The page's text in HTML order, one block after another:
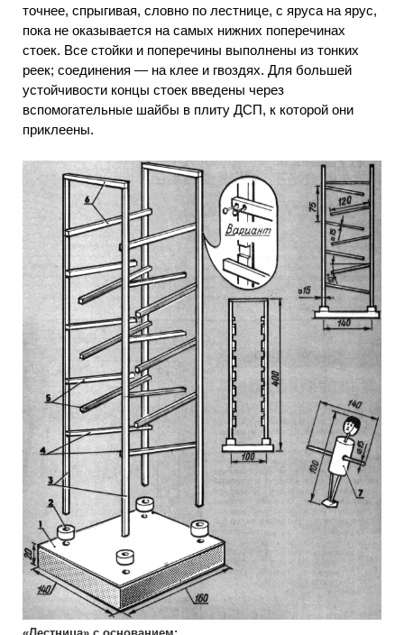
точнее, спрыгивая, словно по лестнице, с яруса на ярус,
пока не оказывается на самых нижних поперечинах
стоек. Все стойки и поперечины выполнены из тонких
реек; соединения — на клее и гвоздях. Для большей
устойчивости концы стоек введены через
вспомогательные шайбы в плиту ДСП, к которой они
приклеены.